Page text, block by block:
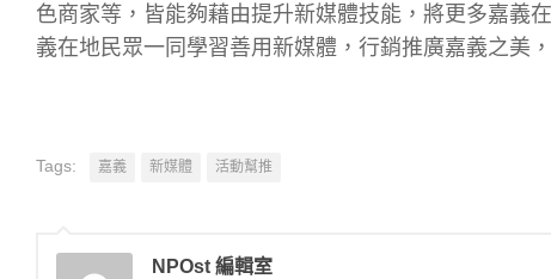
色商家等，皆能夠藉由提升新媒體技能，將更多嘉義
義在地民眾一同學習善用新媒體，行銷推廣嘉義之美
Tags: 嘉義 新媒體 活動幫推
NPOst 編輯室